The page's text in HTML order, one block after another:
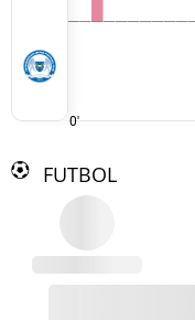
0'
FUTBOL